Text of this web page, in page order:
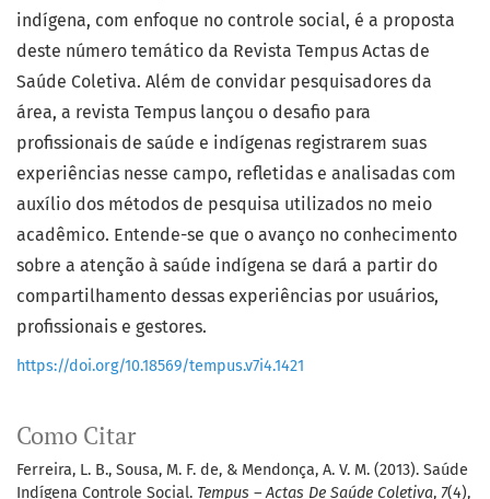
Como Citar
Ferreira, L. B., Sousa, M. F. de, & Mendonça, A. V. M. (2013). Saúde
Indígena Controle Social. Tempus – Actas De Saúde Coletiva, 7(4),
indígena, com enfoque no controle social, é a proposta
deste número temático da Revista Tempus Actas de
Saúde Coletiva. Além de convidar pesquisadores da
área, a revista Tempus lançou o desafio para
profissionais de saúde e indígenas registrarem suas
experiências nesse campo, refletidas e analisadas com
auxílio dos métodos de pesquisa utilizados no meio
acadêmico. Entende-se que o avanço no conhecimento
sobre a atenção à saúde indígena se dará a partir do
compartilhamento dessas experiências por usuários,
profissionais e gestores.
https://doi.org/10.18569/tempus.v7i4.1421